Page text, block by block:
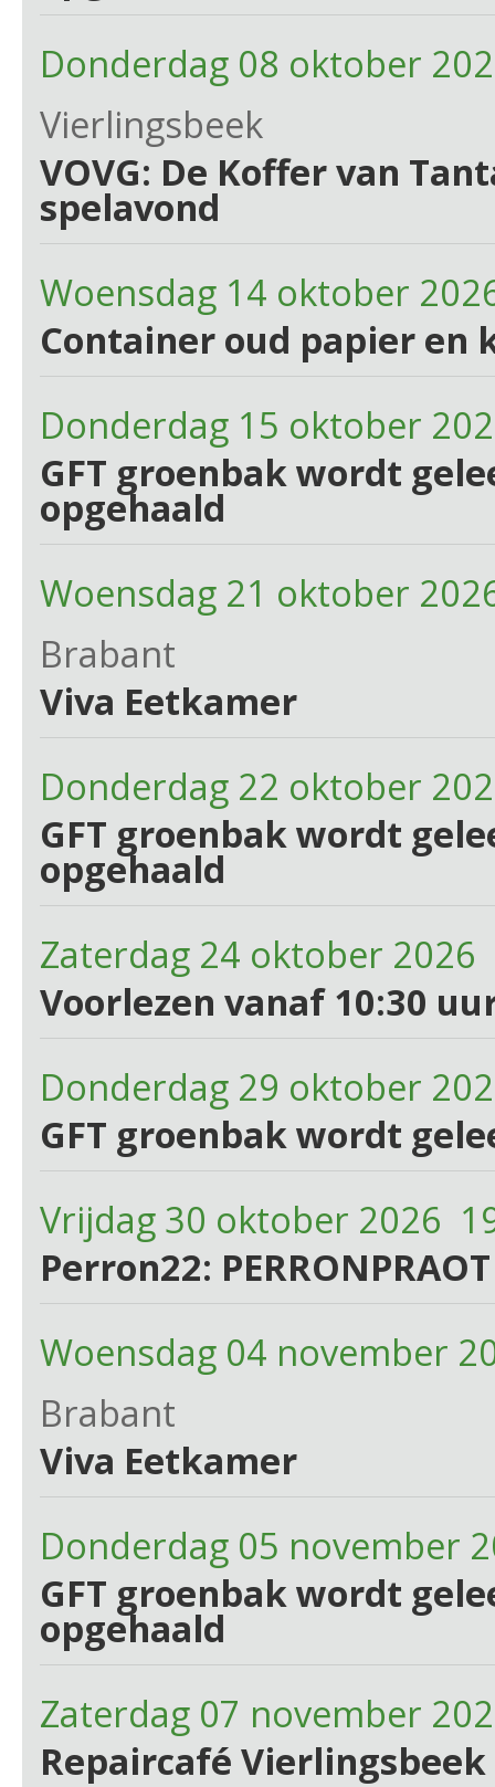
Donderdag 08 oktober
Vierlingsbeek
VOVG: De Koffer van
spelavond
Woensdag 14 oktober
Container oud papier en
Donderdag 15 oktober
GFT groenbak wordt
opgehaald
Woensdag 21 oktober
Brabant
Viva Eetkamer
Donderdag 22 oktober
GFT groenbak wordt
opgehaald
Zaterdag 24 oktober
Voorlezen vanaf 10:30
Donderdag 29 oktober
GFT groenbak wordt
Vrijdag 30 oktober 2026
Perron22: PERRONPRAOT
Woensdag 04 november
Brabant
Viva Eetkamer
Donderdag 05 november
GFT groenbak wordt
opgehaald
Zaterdag 07 november
Repaircafé